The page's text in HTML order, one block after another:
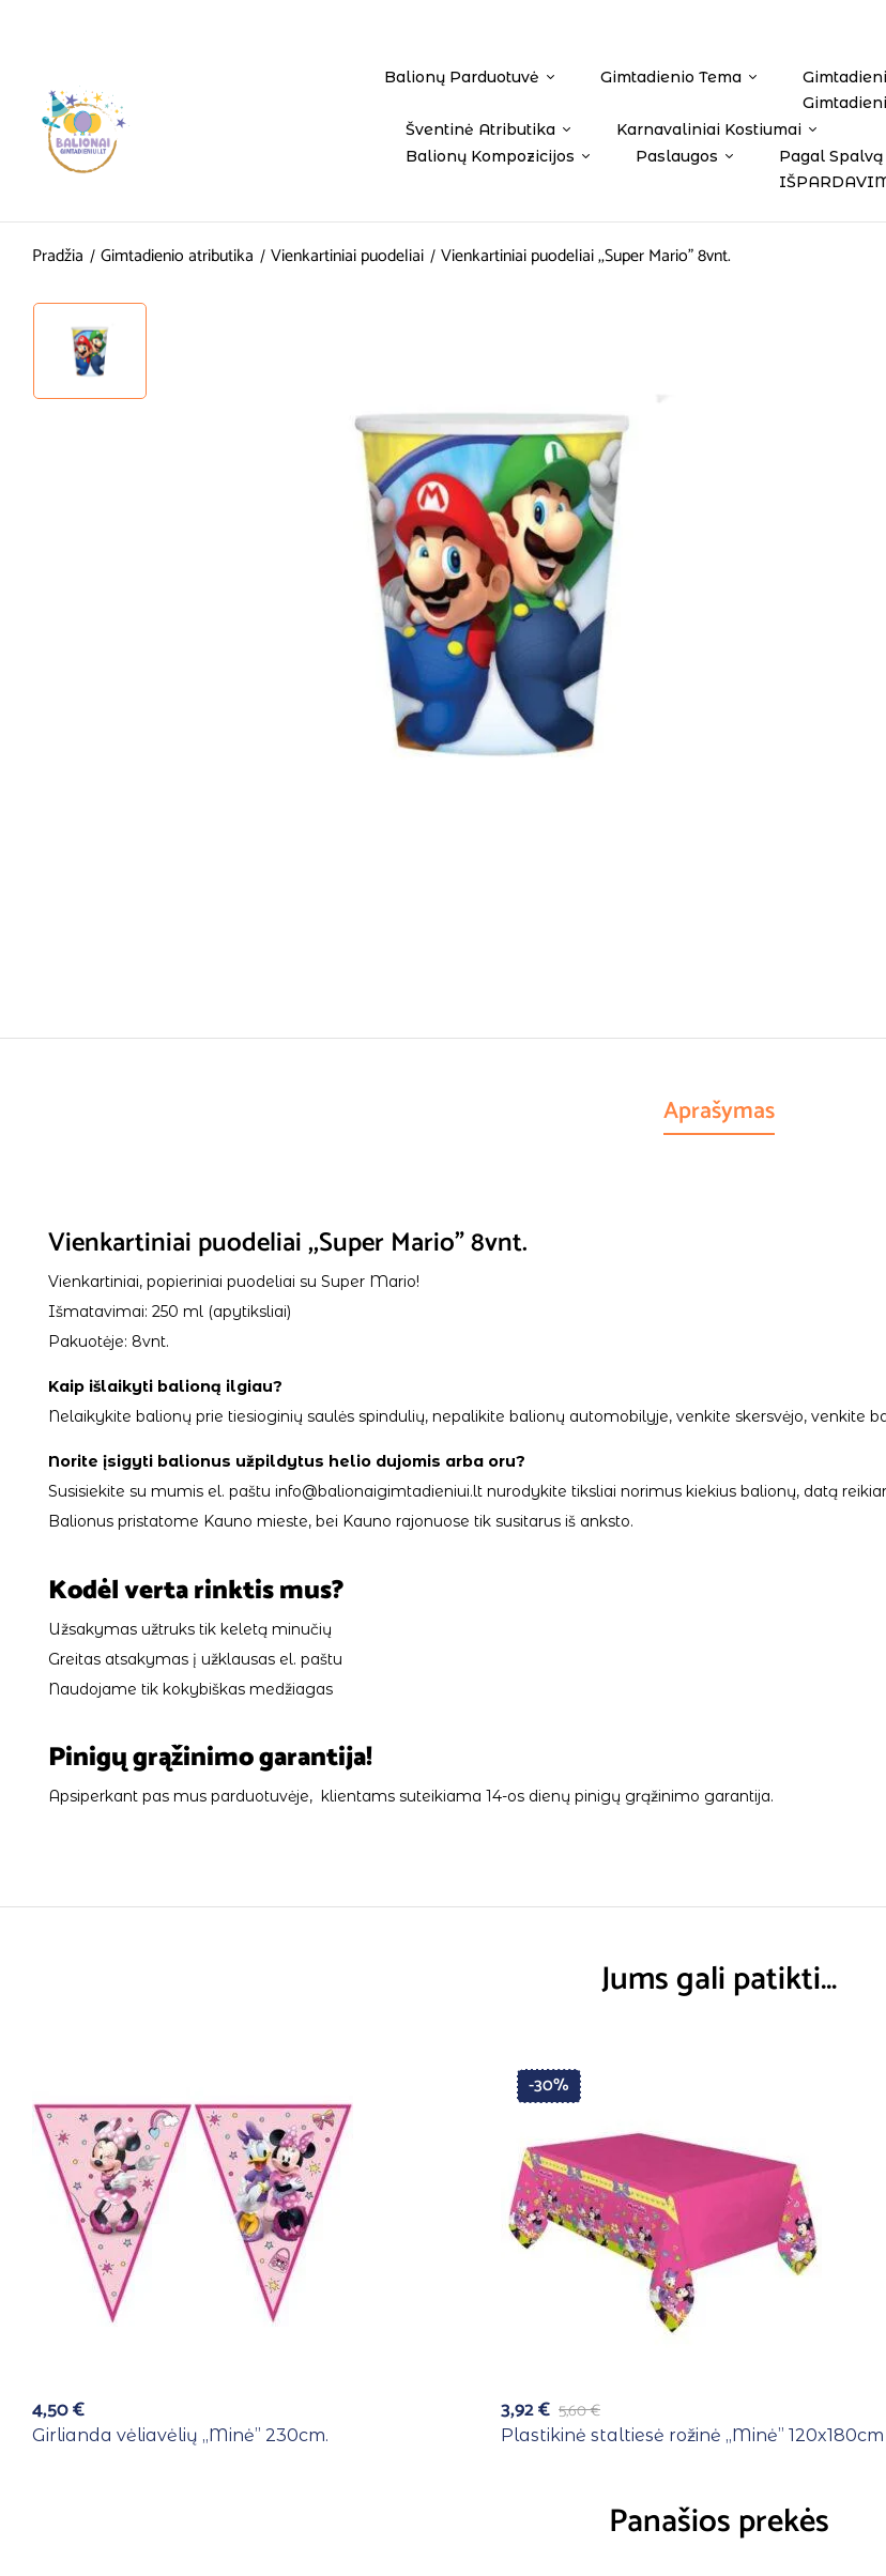
Balionų Parduotuvė Gimtadienio Tema
Šventinė Atributika
Karnavaliniai Kostiumai
Balionų Kompozicijos
Paslaugos
Pagal Spalvą
Pradžia Gimtadienio atributika Vienkartiniai puodeliai Vienkartiniai puodeliai ,,Super Mario” 8vnt.
Aprašymas
Vienkartiniai puodeliai ,,Super Mario” 8vnt.
Vienkartiniai, popieriniai puodeliai su Super Mario!
Išmatavimai: 250 ml (apytiksliai)
Pakuotėje: 8vnt.
Kaip išlaikyti balioną ilgiau?
Nelaikykite balionų prie tiesioginių saulės spindulių, nepalikite balionų automobilyje, venkite skersvėjo, venkite
Norite įsigyti balionus užpildytus helio dujomis arba oru?
Susisiekite su mumis el. paštu info@balionaigimtadieniui.lt nurodykite tiksliai norimus kiekius balionų, datą
Balionus pristatome Kauno mieste, bei Kauno rajonuose tik susitarus iš anksto.
Kodėl verta rinktis mus?
Užsakymas užtruks tik keletą minučių
Greitas atsakymas į užklausas el. paštu
Naudojame tik kokybiškas medžiagas
Pinigų grąžinimo garantija!
Apsiperkant pas mus parduotuvėje, klientams suteikiama 14-os dienų pinigų grąžinimo garantija.
Jums gali patikti…
4,50€
Girlianda vėliavėlių ,,Minė” 230cm.
-30%
5,60€
3,92€
Plastikinė staltiesė rožinė ,,Minė” 120x180cm
Panašios prekės